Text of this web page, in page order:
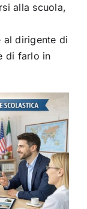
alla scuola,
al dirigente di
di farlo in